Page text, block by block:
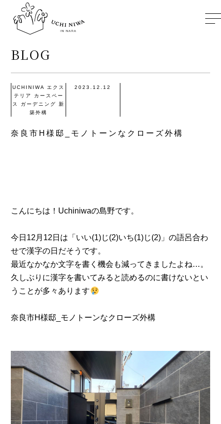
TOP
ABOUT
INSTAGRAM
CONTACT
0120-51-1350
BLOG
UCHINIWA
エクス
テリア
カースペー
ス
ガーデニング
新
築外構
2023.12.12
奈良市H様邸_モノトーンなクローズ外構
こんにちは！Uchiniwaの島野です。
今日12月12日は「いい(1)じ(2)いち(1)じ(2)」の語呂合わ
せで漢字の日だそうです。
最近なかなか文字を書く機会も減ってきましたよね…。
久しぶりに漢字を書いてみると読めるのに書けないとい
うことが多々あります
奈良市H様邸_モノトーンなクローズ外構